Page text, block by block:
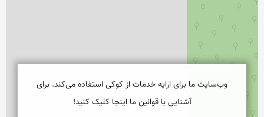
وب‌سایت ما برای ارایه خدمات از کوکی استفاده می‌کند. برای
آشنایی با قوانین ما اینجا کلیک کنید!